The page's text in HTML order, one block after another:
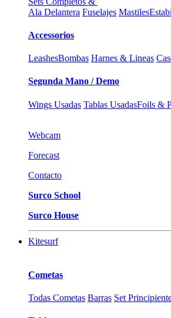
Ala Delantera Fuselajes Mastiles
Accessorios
LeashesBombas Harnes & Lineas
Segunda Mano / Demo
Wings Usadas Tablas UsadasFoils &
Webcam
Forecast
Contacto
Surco School
Surco House
Kitesurf
Cometas
Todas Cometas Barras Set